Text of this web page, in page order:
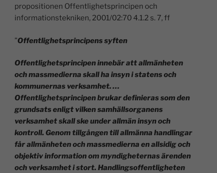
propositionen Offentlighetsprincipen och
informationstekniken, 2001/02:70 4.1.2 s. 7, ff
”Offentlighetsprincipens syften
Offentlighetsprincipen innebär att allmänheten
och massmedierna skall ha insyn i statens och
kommunernas verksamhet. …
Offentlighetsprincipen brukar definieras som den
grundsats enligt vilken samhällsorganens
verksamhet skall ske under allmän insyn och
kontroll. Genom tillgången till allmänna handlingar
får allmänheten och massmedierna en allsidig och
objektiv information om myndigheternas ärenden
och verksamhet i stort. Handlingsoffentligheten